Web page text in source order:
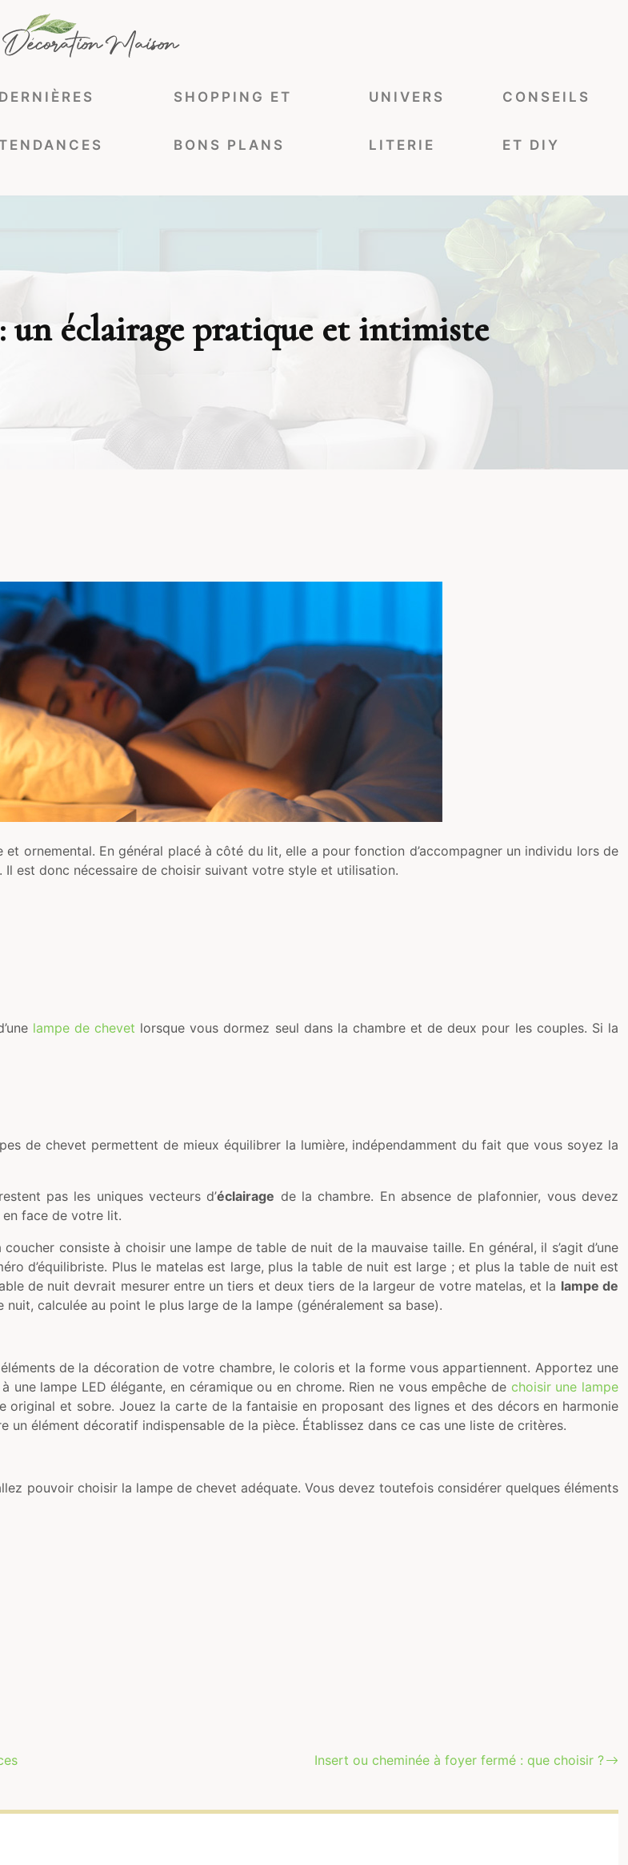
DERNIÈRES SHOPPING ET
BONS PLANS
UNIVERS
LITERIE
CONSEILS
ET DIY
un éclairage pratique et intimiste
ornemental. En général placé à côté du lit, elle a pour fonction d’accompagner un individu lors de
est donc nécessaire de choisir suivant votre style et utilisation.
lampe de chevet lorsque vous dormez seul dans la chambre et de deux pour les couples. Si la
de chevet permettent de mieux équilibrer la lumière, indépendamment du fait que vous soyez la
pas les uniques vecteurs d’éclairage de la chambre. En absence de plafonnier, vous devez
en face de votre lit.
consiste à choisir une lampe de table de nuit de la mauvaise taille. En général, il s’agit d’une
d’équilibriste. Plus le matelas est large, plus la table de nuit est large ; et plus la table de nuit est
de nuit devrait mesurer entre un tiers et deux tiers de la largeur de votre matelas, et la lampe de
calculée au point le plus large de la lampe (généralement sa base).
de la décoration de votre chambre, le coloris et la forme vous appartiennent. Apportez une
lampe LED élégante, en céramique ou en chrome. Rien ne vous empêche de choisir une lampe
et sobre. Jouez la carte de la fantaisie en proposant des lignes et des décors en harmonie
élément décoratif indispensable de la pièce. Établissez dans ce cas une liste de critères.
pouvoir choisir la lampe de chevet adéquate. Vous devez toutefois considérer quelques éléments
Insert ou cheminée à foyer fermé : que choisir ?